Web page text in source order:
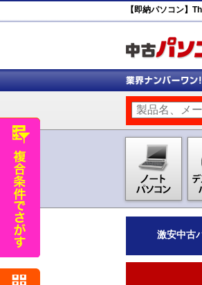
【即納パソコン
激安中古